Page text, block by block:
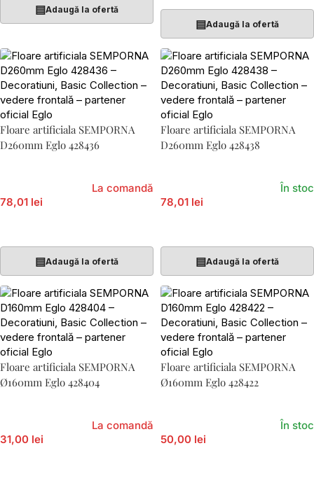
▤Adaugă la ofertă
▤Adaugă la ofertă
Floare artificiala SEMPORNA
D260mm Eglo 428436
78,01 lei
La comandă
▤Adaugă la ofertă
Floare artificiala SEMPORNA
D260mm Eglo 428438
78,01 lei
În stoc
▤Adaugă la ofertă
Floare artificiala SEMPORNA
Ø160mm Eglo 428404
31,00 lei
La comandă
Floare artificiala SEMPORNA
Ø160mm Eglo 428422
50,00 lei
În stoc